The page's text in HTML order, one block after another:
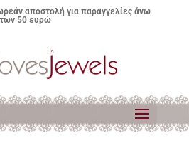
αποστολή για παραγγελίες άνω
των 50 ευρώ